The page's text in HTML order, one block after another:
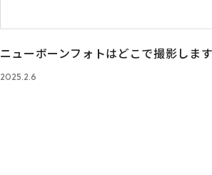
ニューボーンフォトはどこで撮影しま
2025.2.6